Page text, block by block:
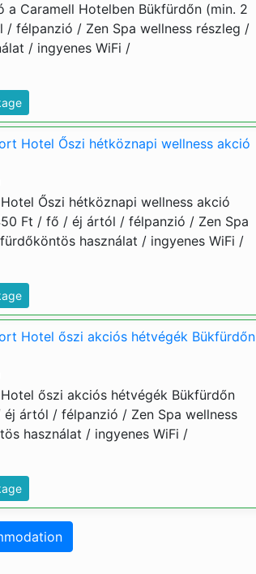
a Caramell Hotelben Bükfürdőn (min. 2
félpanzió / Zen Spa wellness részleg /
/ ingyenes WiFi /
Hotel Őszi hétköznapi wellness akció
Őszi hétköznapi wellness akció
Ft / fő / éj ártól / félpanzió / Zen Spa
használat / ingyenes WiFi /
Hotel őszi akciós hétvégék Bükfürdőn
őszi akciós hétvégék Bükfürdőn
ártól / félpanzió / Zen Spa wellness
használat / ingyenes WiFi /